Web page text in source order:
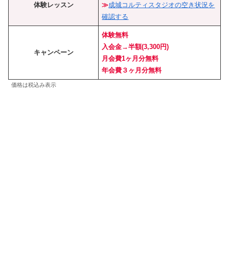
体験レッスン
≫成城コルティスタジオの空き状況を
確認する
キャンペーン
体験無料
入会金→半額(3,300円)
月会費1ヶ月分無料
年会費３ヶ月分無料
価格は税込み表示